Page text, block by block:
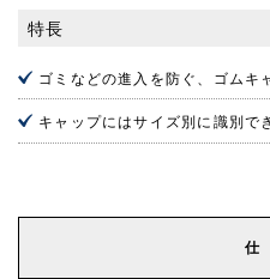
特長
ゴミなどの進入を防ぐ、ゴムキ
キャップにはサイズ別に識別で
仕